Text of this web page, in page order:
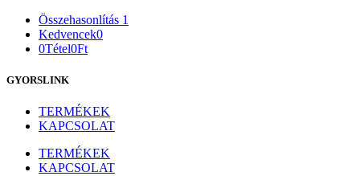
Összehasonlítás 1
Kedvencek0
0Tétel0Ft
GYORSLINK
TERMÉKEK
KAPCSOLAT
TERMÉKEK
KAPCSOLAT